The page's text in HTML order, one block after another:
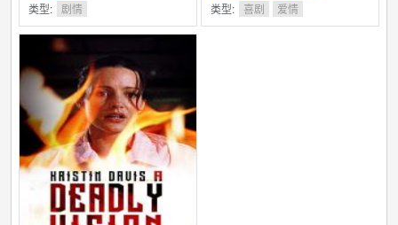
类型: 剧情 类型: 喜剧 爱情